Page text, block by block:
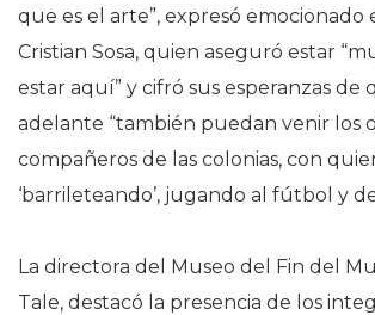
que es el arte”, expresó emocionado
Cristian Sosa, quien aseguró estar
estar aquí” y cifró sus esperanzas de
adelante “también puedan venir los
compañeros de las colonias, con
‘barrileteando’, jugando al fútbol y
La directora del Museo del Fin del
Tale, destacó la presencia de los